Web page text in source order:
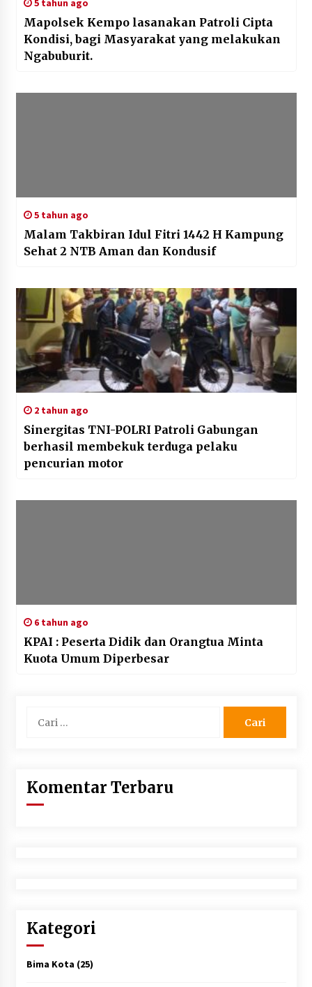
5 tahun ago
Mapolsek Kempo lasanakan Patroli Cipta
Kondisi, bagi Masyarakat yang melakukan
Ngabuburit.
5 tahun ago
Malam Takbiran Idul Fitri 1442 H Kampung
Sehat 2 NTB Aman dan Kondusif
2 tahun ago
Sinergitas TNI-POLRI Patroli Gabungan
berhasil membekuk terduga pelaku
pencurian motor
6 tahun ago
KPAI : Peserta Didik dan Orangtua Minta
Kuota Umum Diperbesar
untuk:
Komentar Terbaru
Kategori
Bima Kota (25)